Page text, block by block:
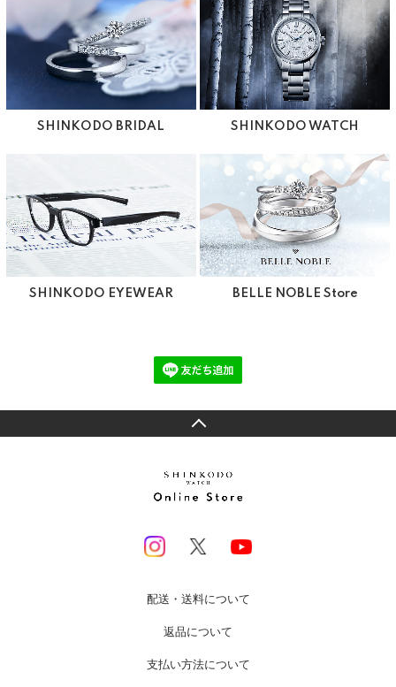
SHINKODO BRIDAL SHINKODO WATCH
SHINKODO EYEWEAR BELLE NOBLE Store
配送・送料について
返品について
支払い方法について